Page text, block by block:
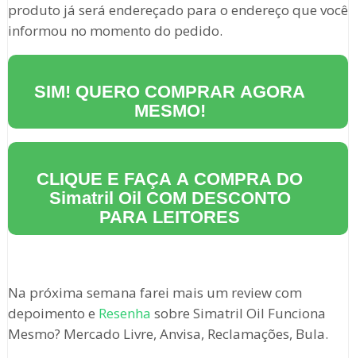
produto já será endereçado para o endereço que você
informou no momento do pedido.
SIM! QUERO COMPRAR AGORA
MESMO!
CLIQUE E FAÇA A COMPRA DO
Simatril Oil COM DESCONTO
PARA LEITORES
Na próxima semana farei mais um review com
depoimento e Resenha sobre Simatril Oil Funciona
Mesmo? Mercado Livre, Anvisa, Reclamações, Bula.